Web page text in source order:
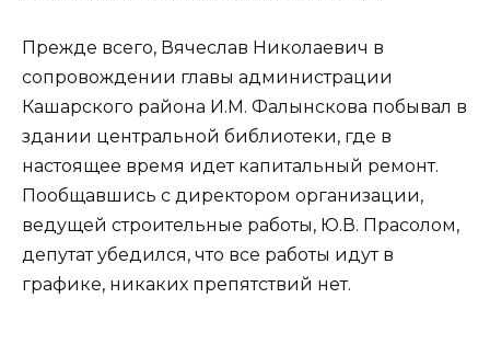
Прежде всего, Вячеслав Николаевич в
сопровождении главы администрации
Кашарского района И.М. Фалынскова побывал в
здании центральной библиотеки, где в
настоящее время идет капитальный ремонт.
Пообщавшись с директором организации,
ведущей строительные работы, Ю.В. Прасолом,
депутат убедился, что все работы идут в
графике, никаких препятствий нет.